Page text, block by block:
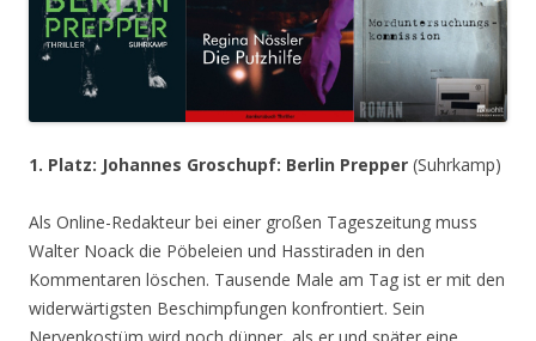
1. Platz: Johannes Groschupf: Berlin Prepper (Suhrkamp)
Als Online-Redakteur bei einer großen Tageszeitung muss
Walter Noack die Pöbeleien und Hasstiraden in den
Kommentaren löschen. Tausende Male am Tag ist er mit den
widerwärtigsten Beschimpfungen konfrontiert. Sein